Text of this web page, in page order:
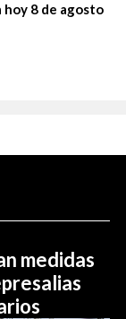
hoy 8 de agosto
medidas